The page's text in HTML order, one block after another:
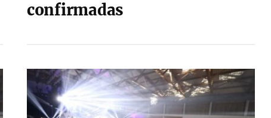
confirmadas